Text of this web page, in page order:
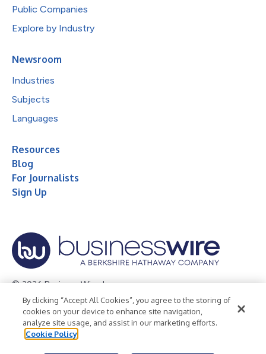
Public Companies
Explore by Industry
Newsroom
Industries
Subjects
Languages
Resources
Blog
For Journalists
Sign Up
© 2026 Business Wire, Inc.
Privacy Policy Cookie Policy
Accessibility Statement
Terms of Use
Legal
By clicking “Accept All Cookies”, you agree to the storing of
cookies on your device to enhance site navigation,
analyze site usage, and assist in our marketing efforts.
Cookie Policy